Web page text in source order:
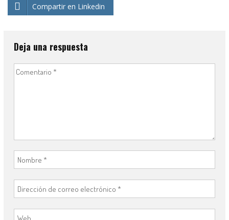
Compartir en Linkedin
Deja una respuesta